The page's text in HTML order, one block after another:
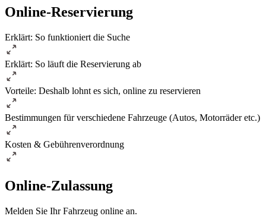
Online-Reservierung
Erklärt: So funktioniert die Suche
Erklärt: So läuft die Reservierung ab
Vorteile: Deshalb lohnt es sich, online zu reservieren
Bestimmungen für verschiedene Fahrzeuge (Autos, Motorräder etc.)
Kosten & Gebührenverordnung
Online-Zulassung
Melden Sie Ihr Fahrzeug online an.